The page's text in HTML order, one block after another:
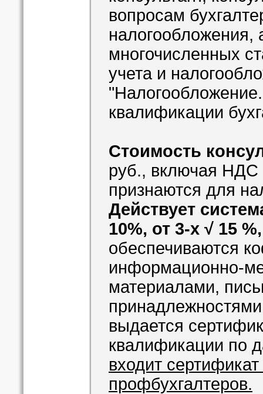
вопросам
налогообложения,
многочисленных
учета и
квалификации
Стоимость
руб., включая НДС
признаются для
Действует
10%, от 3-х √ 15
обеспечиваются
информационно-
материалами,
выдается
квалификации по
входит
профбухгалтеров.